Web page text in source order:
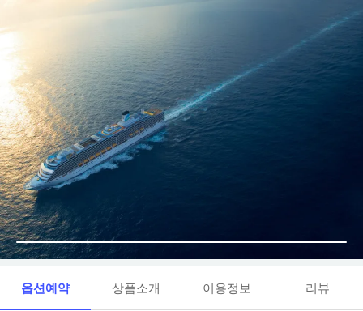
옵션예약 상품소개 이용정보 리뷰